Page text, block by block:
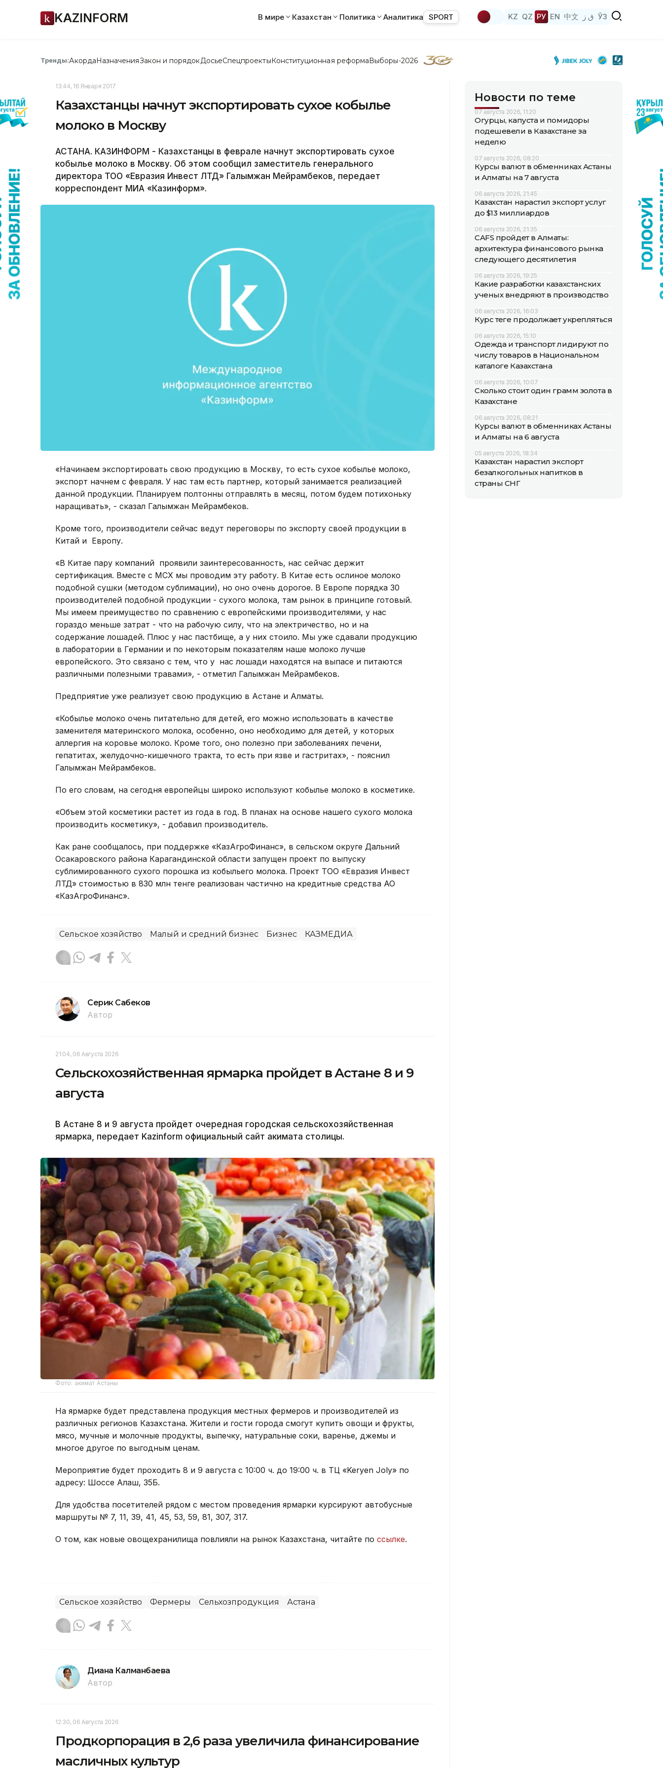
KAZINFORM В мире Казахстан Политика Аналитика SPORT KZ QZ РУ EN 中文 ق ز ЎЗ
Тренды:АкордаНазначенияЗакон и порядок ДосьеСпецпроектыКонституционная реформаВыборы-2026
13:44, 16 Января 2017
Казахстанцы начнут экспортировать сухое кобылье
молоко в Москву
АСТАНА. КАЗИНФОРМ - Казахстанцы в феврале начнут экспортировать сухое
кобылье молоко в Москву. Об этом сообщил заместитель генерального
директора ТОО «Евразия Инвест ЛТД» Галымжан Мейрамбеков, передает
корреспондент МИА «Казинформ».
«Начинаем экспортировать свою продукцию в Москву, то есть сухое кобылье молоко,
экспорт начнем с февраля. У нас там есть партнер, который занимается реализацией
данной продукции. Планируем полтонны отправлять в месяц, потом будем потихоньку
наращивать», - сказал Галымжан Мейрамбеков.
Кроме того, производители сейчас ведут переговоры по экспорту своей продукции в
Китай и Европу.
«В Китае пару компаний проявили заинтересованность, нас сейчас держит
сертификация. Вместе с МСХ мы проводим эту работу. В Китае есть ослиное молоко
подобной сушки (методом сублимации), но оно очень дорогое. В Европе порядка 30
производителей подобной продукции - сухого молока, там рынок в принципе готовый.
Мы имеем преимущество по сравнению с европейскими производителями, у нас
гораздо меньше затрат - что на рабочую силу, что на электричество, но и на
содержание лошадей. Плюс у нас пастбище, а у них стоило. Мы уже сдавали продукцию
в лаборатории в Германии и по некоторым показателям наше молоко лучше
европейского. Это связано с тем, что у нас лошади находятся на выпасе и питаются
различными полезными травами», - отметил Галымжан Мейрамбеков.
Предприятие уже реализует свою продукцию в Астане и Алматы.
«Кобылье молоко очень питательно для детей, его можно использовать в качестве
заменителя материнского молока, особенно, оно необходимо для детей, у которых
аллергия на коровье молоко. Кроме того, оно полезно при заболеваниях печени,
гепатитах, желудочно-кишечного тракта, то есть при язве и гастритах», - пояснил
Галымжан Мейрамбеков.
По его словам, на сегодня европейцы широко используют кобылье молоко в косметике.
«Объем этой косметики растет из года в год. В планах на основе нашего сухого молока
производить косметику», - добавил производитель.
Как ране сообщалось, при поддержке «КазАгроФинанс», в сельском округе Дальний
Осакаровского района Карагандинской области запущен проект по выпуску
сублимированного сухого порошка из кобыльего молока. Проект ТОО «Евразия Инвест
ЛТД» стоимостью в 830 млн тенге реализован частично на кредитные средства АО
«КазАгроФинанс».
Сельское хозяйство Малый и средний бизнес Бизнес КАЗМЕДИА
Серик Сабеков
Автор
21:04, 06 Августа 2026
Сельскохозяйственная ярмарка пройдет в Астане 8 и 9
августа
В Астане 8 и 9 августа пройдет очередная городская сельскохозяйственная
ярмарка, передает Kazinform официальный сайт акимата столицы.
Фото: акимат Астаны
На ярмарке будет представлена продукция местных фермеров и производителей из
различных регионов Казахстана. Жители и гости города смогут купить овощи и фрукты,
мясо, мучные и молочные продукты, выпечку, натуральные соки, варенье, джемы и
многое другое по выгодным ценам.
Мероприятие будет проходить 8 и 9 августа с 10:00 ч. до 19:00 ч. в ТЦ «Keryen Joly» по
адресу: Шоссе Алаш, 35Б.
Для удобства посетителей рядом с местом проведения ярмарки курсируют автобусные
маршруты № 7, 11, 39, 41, 45, 53, 59, 81, 307, 317.
О том, как новые овощехранилища повлияли на рынок Казахстана, читайте по ссылке.
Сельское хозяйство Фермеры Сельхозпродукция Астана
Диана Калманбаева
Автор
12:30, 06 Августа 2026
Продкорпорация в 2,6 раза увеличила финансирование
масличных культур
Новости по теме
07 августа 2026, 11:20
Огурцы, капуста и помидоры
подешевели в Казахстане за
неделю
07 августа 2026, 08:20
Курсы валют в обменниках Астаны
и Алматы на 7 августа
06 августа 2026, 21:45
Казахстан нарастил экспорт услуг
до $13 миллиардов
06 августа 2026, 21:35
CAFS пройдет в Алматы:
архитектура финансового рынка
следующего десятилетия
06 августа 2026, 19:25
Какие разработки казахстанских
ученых внедряют в производство
06 августа 2026, 16:03
Курс теңге продолжает укрепляться
06 августа 2026, 15:10
Одежда и транспорт лидируют по
числу товаров в Национальном
каталоге Казахстана
06 августа 2026, 10:07
Сколько стоит один грамм золота в
Казахстане
06 августа 2026, 08:21
Курсы валют в обменниках Астаны
и Алматы на 6 августа
05 августа 2026, 18:34
Казахстан нарастил экспорт
безалкогольных напитков в
страны СНГ